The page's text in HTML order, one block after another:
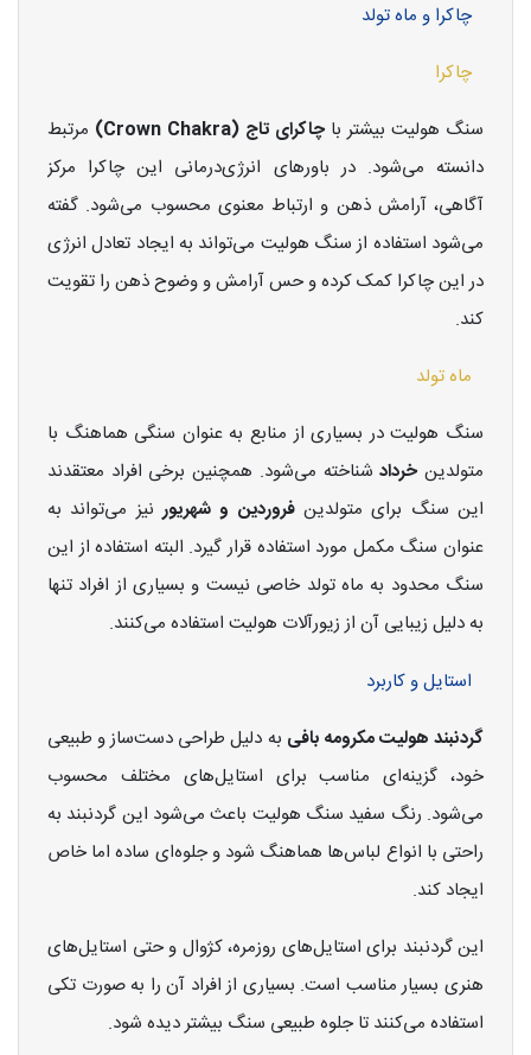
چاکرا و ماه تولد
چاکرا
سنگ هولیت بیشتر با چاکرای تاج (Crown Chakra)
مرتبط
دانسته می‌شود. در باورهای انرژی‌درمانی این چاکرا مرکز
آگاهی، آرامش ذهن و ارتباط معنوی محسوب می‌شود. گفته
می‌شود استفاده از سنگ هولیت می‌تواند به ایجاد تعادل انرژی
در این چاکرا کمک کرده و حس آرامش و وضوح ذهن را تقویت
کند.
ماه تولد
سنگ هولیت در بسیاری از منابع به عنوان سنگی هماهنگ با
متولدین خردادشناخته می‌شود. همچنین برخی افراد معتقدند
این سنگ برای متولدینفروردین و شهریورنیز می‌تواند به
عنوان سنگ مکمل مورد استفاده قرار گیرد. البته استفاده از این
سنگ محدود به ماه تولد خاصی نیست و بسیاری از افراد تنها
به دلیل زیبایی آن از زیورآلات هولیت استفاده می‌کنند.
استایل و کاربرد
گردنبند هولیت مکرومه بافی به دلیل طراحی دست‌ساز و طبیعی
خود، گزینه‌ای مناسب برای استایل‌های مختلف محسوب
می‌شود. رنگ سفید سنگ هولیت باعث می‌شود این گردنبند به
راحتی با انواع لباس‌ها هماهنگ شود و جلوه‌ای ساده اما خاص
ایجاد کند.
این گردنبند برای استایل‌های روزمره، کژوال و حتی استایل‌های
هنری بسیار مناسب است. بسیاری از افراد آن را به صورت تکی
استفاده می‌کنند تا جلوه طبیعی سنگ بیشتر دیده شود.